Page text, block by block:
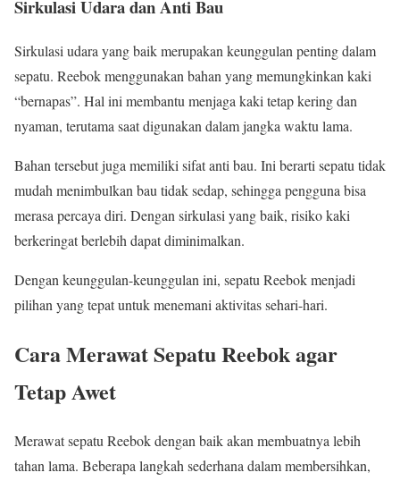
Sirkulasi Udara dan Anti Bau
Sirkulasi udara yang baik merupakan keunggulan penting dalam
sepatu. Reebok menggunakan bahan yang memungkinkan kaki
“bernapas”. Hal ini membantu menjaga kaki tetap kering dan
nyaman, terutama saat digunakan dalam jangka waktu lama.
Bahan tersebut juga memiliki sifat anti bau. Ini berarti sepatu tidak
mudah menimbulkan bau tidak sedap, sehingga pengguna bisa
merasa percaya diri. Dengan sirkulasi yang baik, risiko kaki
berkeringat berlebih dapat diminimalkan.
Dengan keunggulan-keunggulan ini, sepatu Reebok menjadi
pilihan yang tepat untuk menemani aktivitas sehari-hari.
Cara Merawat Sepatu Reebok agar
Tetap Awet
Merawat sepatu Reebok dengan baik akan membuatnya lebih
tahan lama. Beberapa langkah sederhana dalam membersihkan,